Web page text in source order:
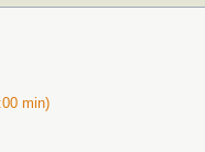
min)